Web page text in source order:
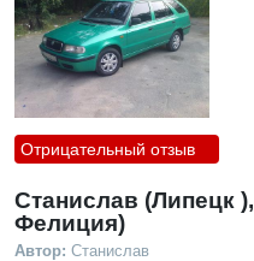
Отрицательный отзыв
Станислав (Липецк
Фелиция)
Автор: Станислав